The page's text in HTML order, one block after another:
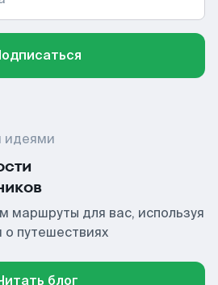
идеями
маршруты для вас, используя
о путешествиях
блог